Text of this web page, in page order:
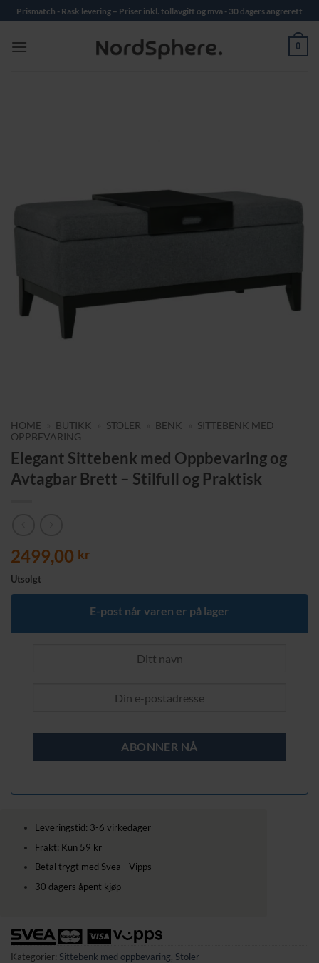
Skip
to
content
Prismatch - Rask levering – Priser inkl. tollavgift og mva - 30 dagers angrerett
0
HOME BUTIKK STOLER BENK
SITTEBENK MED
OPPBEVARING
Elegant Sittebenk med Oppbevaring og
Avtagbar Brett – Stilfull og Praktisk
2499,00 kr
Utsolgt
E-post når varen er på lager
Leveringstid: 3-6 virkedager
Frakt: Kun 59 kr
Betal trygt med Svea - Vipps
30 dagers åpent kjøp
Kategorier: Sittebenk med oppbevaring, Stoler